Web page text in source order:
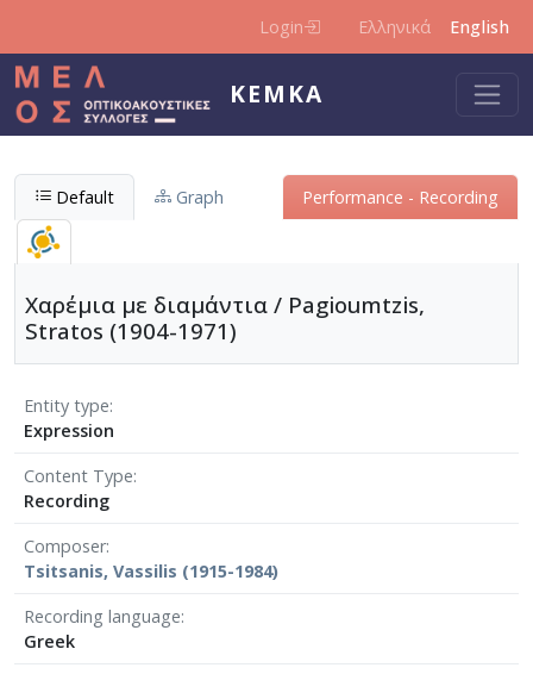
Login Ελληνικά English
KEMKA
Default Graph Performance - Recording
Χαρέμια με διαμάντια / Pagioumtzis,
Stratos (1904-1971)
Entity type
Expression
Content Type
Recording
Composer
Tsitsanis, Vassilis (1915-1984)
Recording language
Greek